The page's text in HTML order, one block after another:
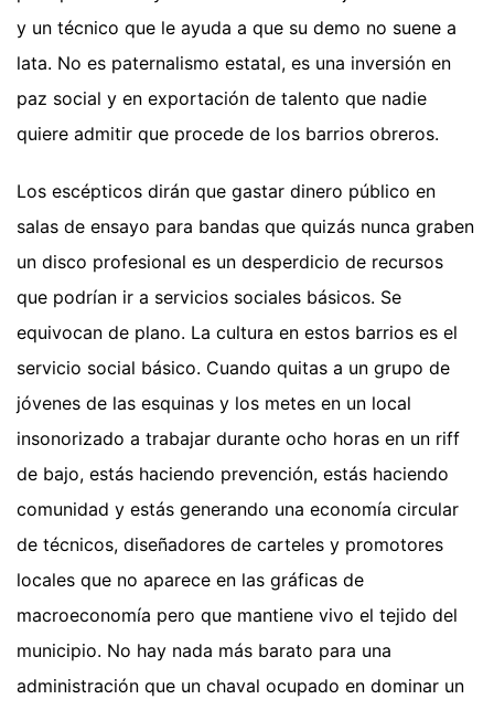
y un técnico que le ayuda a que su demo no suene a
lata. No es paternalismo estatal, es una inversión en
paz social y en exportación de talento que nadie
quiere admitir que procede de los barrios obreros.
Los escépticos dirán que gastar dinero público en
salas de ensayo para bandas que quizás nunca graben
un disco profesional es un desperdicio de recursos
que podrían ir a servicios sociales básicos. Se
equivocan de plano. La cultura en estos barrios es el
servicio social básico. Cuando quitas a un grupo de
jóvenes de las esquinas y los metes en un local
insonorizado a trabajar durante ocho horas en un riff
de bajo, estás haciendo prevención, estás haciendo
comunidad y estás generando una economía circular
de técnicos, diseñadores de carteles y promotores
locales que no aparece en las gráficas de
macroeconomía pero que mantiene vivo el tejido del
municipio. No hay nada más barato para una
administración que un chaval ocupado en dominar un